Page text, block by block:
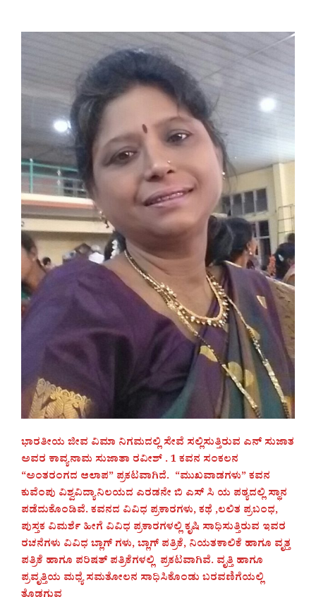
ಭಾರತೀಯ ಜೀವ ವಿಮಾ ನಿಗಮದಲ್ಲಿ ಸೇವೆ ಸಲ್ಲಿಸುತ್ತಿರುವ ಎನ್ ಸುಜಾತ
ಅವರ ಕಾವ್ಯನಾಮ ಸುಜಾತಾ ರವೀಶ್ . 1 ಕವನ ಸಂಕಲನ
“ಅಂತರಂಗದ ಆಲಾಪ” ಪ್ರಕಟವಾಗಿದೆ. “ಮುಖವಾಡಗಳು” ಕವನ
ಕುವೆಂಪು ವಿಶ್ವವಿದ್ಯಾನಿಲಯದ ಎರಡನೇ ಬಿ ಎಸ್ ಸಿ ಯ ಪಠ್ಯದಲ್ಲಿ ಸ್ಥಾನ
ಪಡೆದುಕೊಂಡಿವೆ. ಕವನದ ವಿವಿಧ ಪ್ರಕಾರಗಳು, ಕಥೆ ,ಲಲಿತ ಪ್ರಬಂಧ,
ಪುಸ್ತಕ ವಿಮರ್ಶೆ ಹೀಗೆ ವಿವಿಧ ಪ್ರಕಾರಗಳಲ್ಲಿ ಕೃಷಿ ಸಾಧಿಸುತ್ತಿರುವ ಇವರ
ರಚನೆಗಳು ವಿವಿಧ ಬ್ಲಾಗ್ ಗಳು, ಬ್ಲಾಗ್ ಪತ್ರಿಕೆ, ನಿಯತಕಾಲಿಕೆ ಹಾಗೂ ವೃತ್ತ
ಪತ್ರಿಕೆ ಹಾಗೂ ಪರಿಷತ್ ಪತ್ರಿಕೆಗಳಲ್ಲಿ ಪ್ರಕಟವಾಗಿವೆ. ವೃತ್ತಿ ಹಾಗೂ
ಪ್ರವೃತ್ತಿಯ ಮಧ್ಯೆ ಸಮತೋಲನ ಸಾಧಿಸಿಕೊಂಡು ಬರವಣಿಗೆಯಲ್ಲಿ